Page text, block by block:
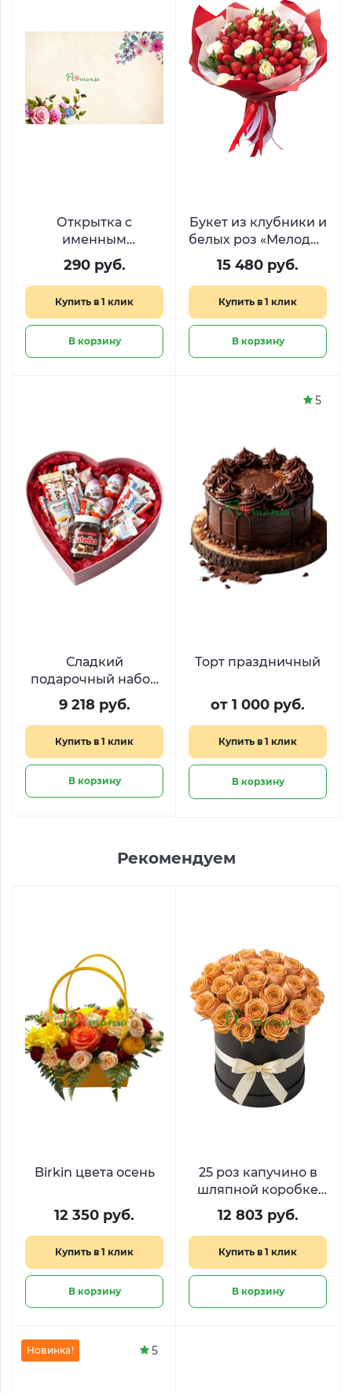
Открытка с
именным
стихотворением
290 руб.
Купить в 1 клик
В корзину
Букет из клубники и
белых роз «Мелодия
вкуса»
15 480 руб.
Купить в 1 клик
В корзину
Сладкий
подарочный набор
Kinder Heart
9 218 руб.
Купить в 1 клик
В корзину
Торт праздничный
от 1 000 руб.
Купить в 1 клик
В корзину
5
Рекомендуем
Birkin цвета осень
12 350 руб.
Купить в 1 клик
В корзину
25 роз капучино в
шляпной коробке
Cappuccino Rose
12 803 руб.
Купить в 1 клик
В корзину
Новинка! 5